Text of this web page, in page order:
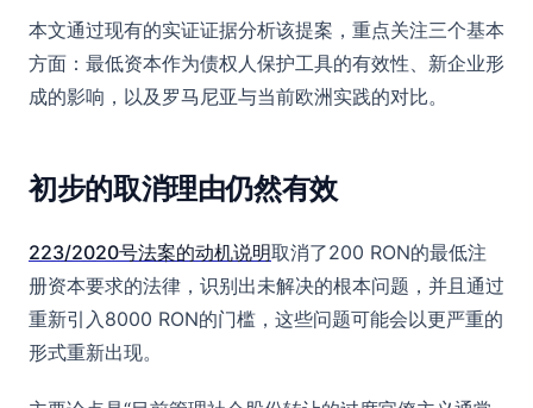
本文通过现有的实证证据分析该提案，重点关注三个基本
方面：最低资本作为债权人保护工具的有效性、新企业形
成的影响，以及罗马尼亚与当前欧洲实践的对比。
初步的取消理由仍然有效
223/2020号法案的动机说明取消了200 RON的最低注
册资本要求的法律，识别出未解决的根本问题，并且通过
重新引入8000 RON的门槛，这些问题可能会以更严重的
形式重新出现。